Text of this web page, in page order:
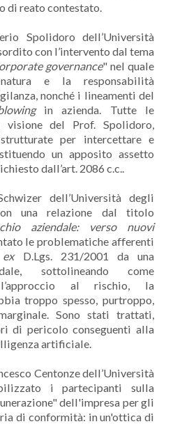
di reato contestato.
Spolidoro dell’Università
con l’intervento dal tema
governance" nel quale
e la responsabilità
nonché i lineamenti del
in azienda. Tutte le
visione del Prof. Spolidoro,
per intercettare e
un apposito assetto
dall’art. 2086 c.c..
dell’Università degli
una relazione dal titolo
aziendale: verso nuovi
le problematiche afferenti
exD.Lgs. 231/2001 da una
sottolineando come
al rischio, la
troppo spesso, purtroppo,
Sono stati trattati,
di pericolo conseguenti alla
artificiale.
Centonze dell’Università
i partecipanti sulla
dell'impresa per gli
di conformità: in un'ottica di